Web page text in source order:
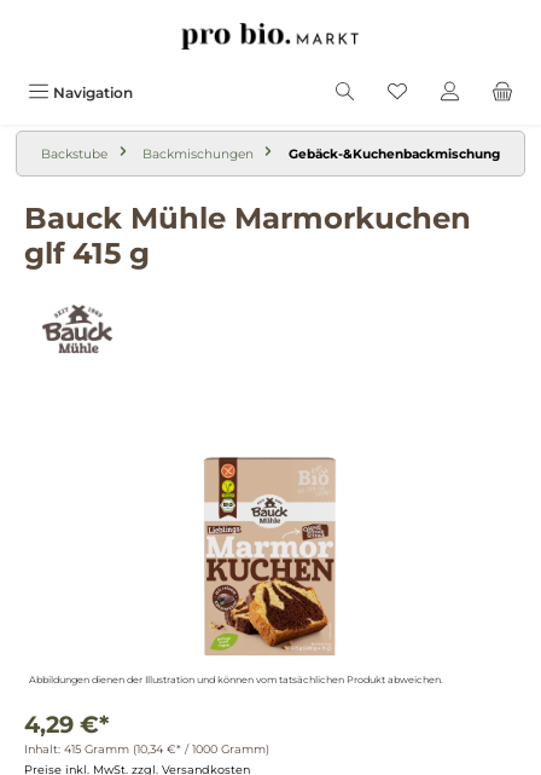
Navigation
Backstube Backmischungen Gebäck-&Kuchenbackmischung
Bauck Mühle Marmorkuchen
glf 415 g
Abbildungen dienen der Illustration und können vom tatsächlichen Produkt abweichen.
4,29 €*
Inhalt: 415 Gramm (10,34 €* / 1000 Gramm)
Preise inkl. MwSt. zzgl. Versandkosten